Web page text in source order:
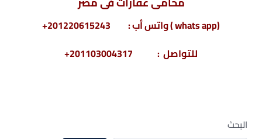
(whats app ) واتس أب : 201220615243+
للتواصل : 201103004317+
البحث